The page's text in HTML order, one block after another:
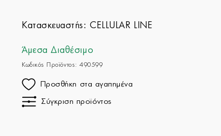
Κατασκευαστής:CELLULAR LINE
Άμεσα Διαθέσιμο
Κωδικός Προϊόντος: 490599
Προσθήκη στα αγαπημένα
Σύγκριση προϊόντος